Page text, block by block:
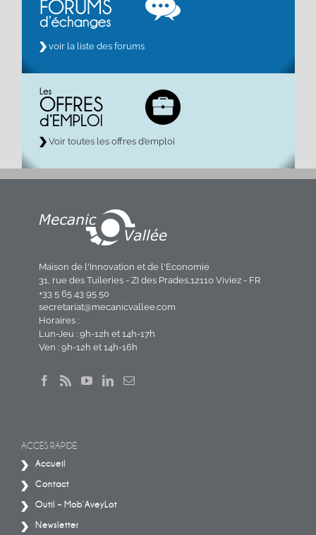
voir la liste des forums
Voir toutes les offres d’emploi
Maison de l'Innovation et de l'Economie
31, rue des Tuileries - ZI des Prades,12110 Viviez - FR
+33 5 65 43 95 50
secretariat@mecanicvallee.com
Horaires :
Lun-Jeu : 9h-12h et 14h-17h
Ven : 9h-12h et 14h-16h
ACCÈS RAPIDE
Accueil
Contact
Outil – Mob’AveyLot
Newsletter